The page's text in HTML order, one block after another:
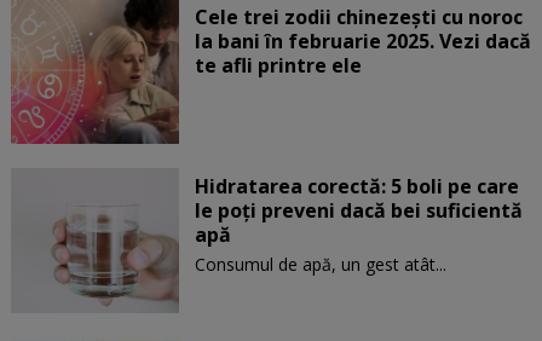
Cele trei zodii chinezești cu noroc
la bani în februarie 2025. Vezi dacă
te afli printre ele
Hidratarea corectă: 5 boli pe care
le poți preveni dacă bei suficientă
apă
Consumul de apă, un gest atât...